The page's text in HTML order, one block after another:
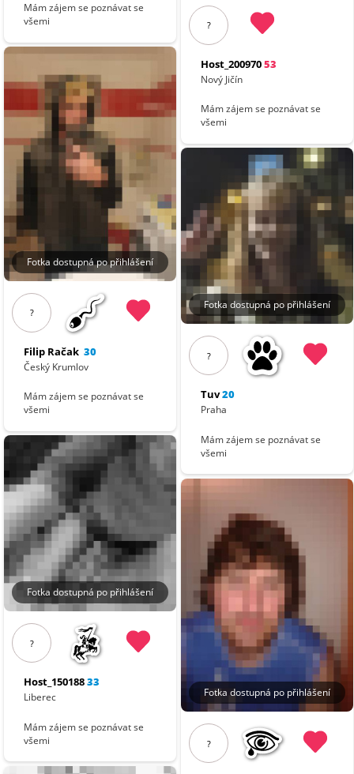
Mám zájem se poznávat se
všemi
Fotka dostupná po přihlášení
?
Filip Račak 30
Český Krumlov
Mám zájem se poznávat se
všemi
Fotka dostupná po přihlášení
?
Host_15018833
Liberec
Mám zájem se poznávat se
všemi
?
Host_20097053
Nový Jičín
Mám zájem se poznávat se
všemi
Fotka dostupná po přihlášení
?
Tuv20
Praha
Mám zájem se poznávat se
všemi
Fotka dostupná po přihlášení
?